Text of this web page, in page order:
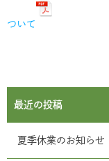
ついて
最近の投稿
夏季休業のお知らせ